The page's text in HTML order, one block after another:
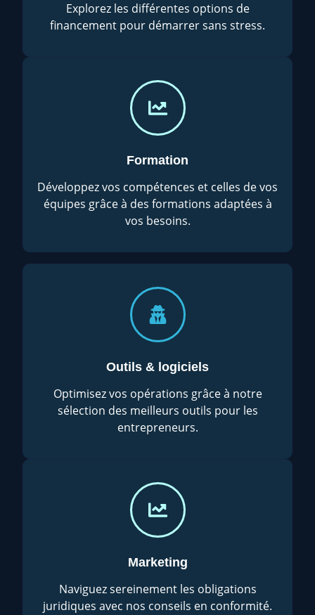
Explorez les différentes options de
financement pour démarrer sans stress.
Formation
Développez vos compétences et celles de vos
équipes grâce à des formations adaptées à
vos besoins.
Outils & logiciels
Optimisez vos opérations grâce à notre
sélection des meilleurs outils pour les
entrepreneurs.
Marketing
Naviguez sereinement les obligations
juridiques avec nos conseils en conformité.